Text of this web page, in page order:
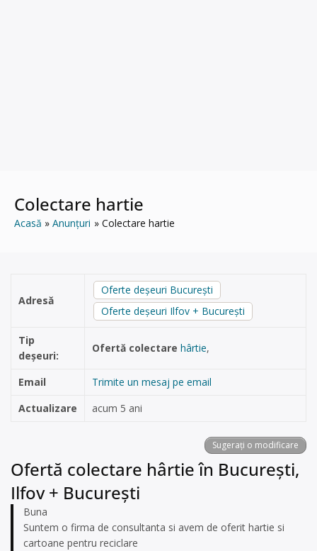
Colectare hartie
Acasă Anunțuri Colectare hartie
Adresă
Oferte deșeuri București
Oferte deșeuri Ilfov + București
Tip
deșeuri:
Ofertă colectare hârtie,
Email
Trimite un mesaj pe email
Actualizare
acum 5 ani
Sugerați o modificare
Ofertă colectare hârtie în București,
Ilfov + București
Buna
Suntem o firma de consultanta si avem de oferit hartie si
cartoane pentru reciclare